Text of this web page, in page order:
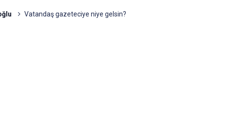
Vatandaş gazeteciye niye gelsin?